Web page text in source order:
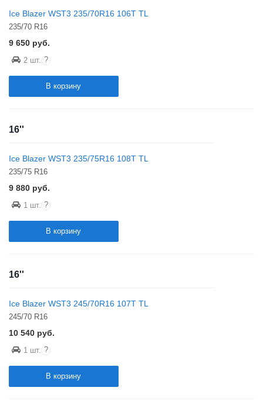
Ice Blazer WST3 235/70R16 106T TL
235/70 R16
9 650 руб.
2 шт. ?
В корзину
16''
Ice Blazer WST3 235/75R16 108T TL
235/75 R16
9 880 руб.
1 шт. ?
В корзину
16''
Ice Blazer WST3 245/70R16 107T TL
245/70 R16
10 540 руб.
1 шт. ?
В корзину